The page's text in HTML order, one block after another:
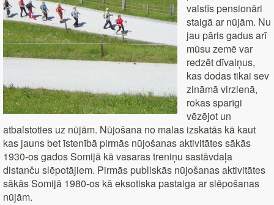
valstīs pensionāri
staigā ar nūjām. Nu
jau pāris gadus arī
mūsu zemē var
redzēt dīvaiņus,
kas dodas tikai sev
zināmā virzienā,
rokas sparīgi
vēzējot un
atbalstoties uz nūjām. Nūjošana no malas izskatās kā kaut
kas jauns bet īstenībā pirmās nūjošanas aktivitātes sākās
1930-os gados Somijā kā vasaras treniņu sastāvdaļa
distanču slēpotājiem. Pirmās publiskās nūjošanas aktivitātes
sākās Somijā 1980-os kā eksotiska pastaiga ar slēpošanas
nūjām.